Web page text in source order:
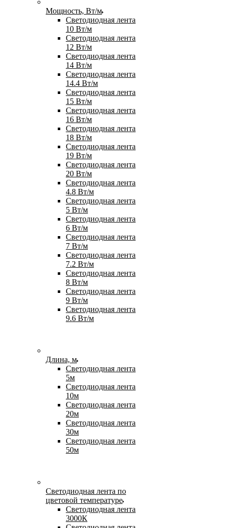
Мощность, Вт/м
Светодиодная лента
10 Вт/м
Светодиодная лента
12 Вт/м
Светодиодная лента
14 Вт/м
Светодиодная лента
14.4 Вт/м
Светодиодная лента
15 Вт/м
Светодиодная лента
16 Вт/м
Светодиодная лента
18 Вт/м
Светодиодная лента
19 Вт/м
Светодиодная лента
20 Вт/м
Светодиодная лента
4.8 Вт/м
Светодиодная лента
5 Вт/м
Светодиодная лента
6 Вт/м
Светодиодная лента
7 Вт/м
Светодиодная лента
7.2 Вт/м
Светодиодная лента
8 Вт/м
Светодиодная лента
9 Вт/м
Светодиодная лента
9.6 Вт/м
Длина, м
Светодиодная лента
5м
Светодиодная лента
10м
Светодиодная лента
20м
Светодиодная лента
30м
Светодиодная лента
50м
Светодиодная лента по
цветовой температуре
Светодиодная лента
3000К